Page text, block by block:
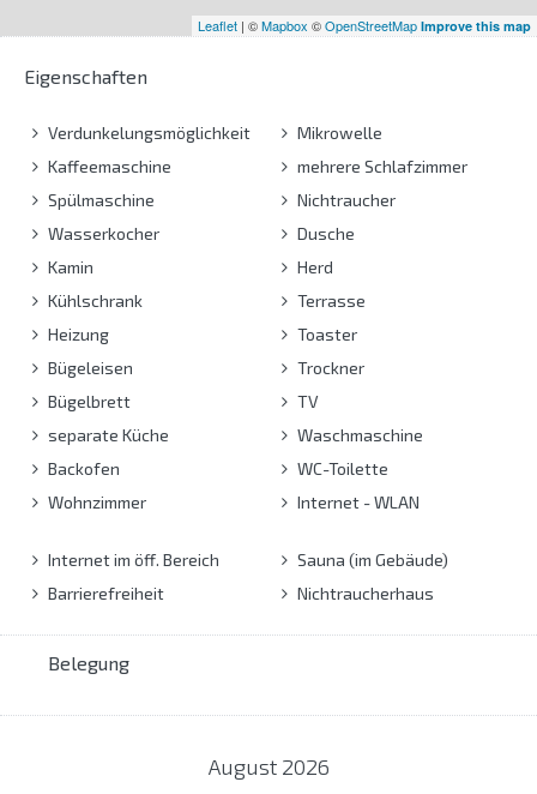
Leaflet | ©Mapbox ©OpenStreetMap Improve this map
Eigenschaften
Verdunkelungsmöglichkeit
Kaffeemaschine
Spülmaschine
Wasserkocher
Kamin
Kühlschrank
Heizung
Bügeleisen
Bügelbrett
separate Küche
Backofen
Wohnzimmer
Mikrowelle
mehrere Schlafzimmer
Nichtraucher
Dusche
Herd
Terrasse
Toaster
Trockner
TV
Waschmaschine
WC-Toilette
Internet - WLAN
Internet im öff. Bereich
Barrierefreiheit
Sauna (im Gebäude)
Nichtraucherhaus
Belegung
August 2026